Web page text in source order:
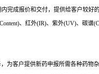
成报价和交付，提供给客户较好
、红外(IR)、紫外(UV)、碳谱
客户提供新药申报所需各种药物